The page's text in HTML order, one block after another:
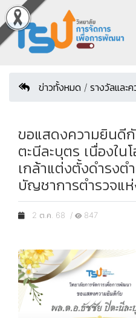
ข่าวทั้งหมด / รางวัลและค
ขอแสดงความยินดี
ตะนีละบุตร เนื่องใน
เกล้าแต่งตั้งดำรงต
บัญชาการตำรวจแ
2 ต.ค. 68 / 847